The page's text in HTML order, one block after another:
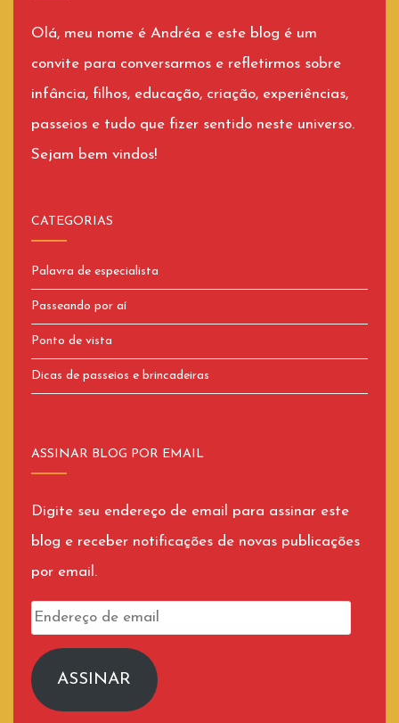
Olá, meu nome é Andréa e este blog é um
convite para conversarmos e refletirmos sobre
infância, filhos, educação, criação, experiências,
passeios e tudo que fizer sentido neste universo.
Sejam bem vindos!
CATEGORIAS
Palavra de especialista
Passeando por aí
Ponto de vista
Dicas de passeios e brincadeiras
ASSINAR BLOG POR EMAIL
Digite seu endereço de email para assinar este
blog e receber notificações de novas publicações
por email.
Endereço
emailASSINAR